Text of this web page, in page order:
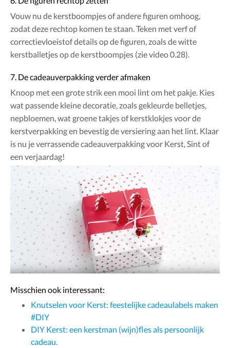
Vouw nu de kerstboompjes of andere figuren omhoog,
zodat deze rechtop komen te staan. Teken met verf of
correctievloeistof details op de figuren, zoals de witte
kerstballetjes op de kerstboompjes (zie video 0.28).
7. De cadeauverpakking verder afmaken
Knoop met een grote strik een mooi lint om het pakje. Kies
wat passende kleine decoratie, zoals gekleurde belletjes,
nepbloemen, wat groene takjes of kerstklokjes voor de
kerstverpakking en bevestig de versiering aan het lint. Klaar
is nu je verrassende cadeauverpakking voor Kerst, Sint of
een verjaardag!
Misschien ook interessant:
Knutselen voor Kerst: feestelijke cadeaulabels maken
#DIY
DIY Kerst: een kerstman (wijn)fles als persoonlijk
cadeau.